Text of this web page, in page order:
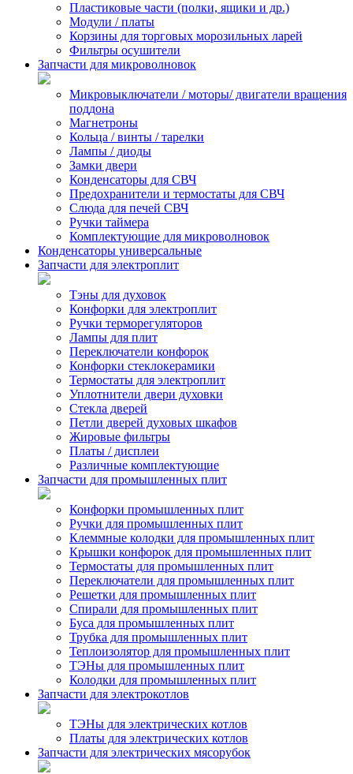
Пластиковые части (полки, ящики и др.)
Модули / платы
Корзины для торговых морозильных ларей
Фильтры осушители
Запчасти для микроволновок
Микровыключатели / моторы/ двигатели вращения
поддона
Магнетроны
Кольца / винты / тарелки
Лампы / диоды
Замки двери
Конденсаторы для СВЧ
Предохранители и термостаты для СВЧ
Слюда для печей СВЧ
Ручки таймера
Комплектующие для микроволновок
Конденсаторы универсальные
Запчасти для электроплит
Тэны для духовок
Конфорки для электроплит
Ручки терморегуляторов
Лампы для плит
Переключатели конфорок
Конфорки стеклокерамики
Термостаты для электроплит
Уплотнители двери духовки
Стекла дверей
Петли дверей духовых шкафов
Жировые фильтры
Платы / дисплеи
Различные комплектующие
Запчасти для промышленных плит
Конфорки промышленных плит
Ручки для промышленных плит
Клеммные колодки для промышленных плит
Крышки конфорок для промышленных плит
Термостаты для промышленных плит
Переключатели для промышленных плит
Решетки для промышленных плит
Спирали для промышленных плит
Буса для промышленных плит
Трубка для промышленных плит
Теплоизолятор для промышленных плит
ТЭНы для промышленных плит
Колодки для промышленных плит
Запчасти для электрокотлов
ТЭНы для электрических котлов
Платы для электрических котлов
Запчасти для электрических мясорубок